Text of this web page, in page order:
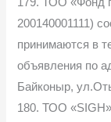
179. ТОО «Фонд
200140001111)
принимаются в
объявления по
Байконыр,
180. ТОО